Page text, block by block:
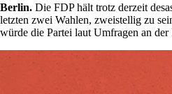
Berlin. Die FDP hält trotz derzeit
letzten zwei Wahlen, zweistellig zu
würde die Partei laut Umfragen an